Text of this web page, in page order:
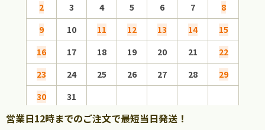
2
3 4 5 6 7
8
9
10 11 12 13 14
15
16
17 18 19 20 21
22
23
24 25 26 27 28
29
30
31
営業日12時までのご注文で最短当日発送！